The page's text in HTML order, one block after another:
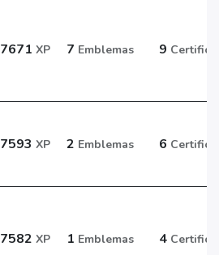
7671 XP 7 Emblemas 9
7593 XP 2 Emblemas 6
7582 XP 1 Emblemas 4